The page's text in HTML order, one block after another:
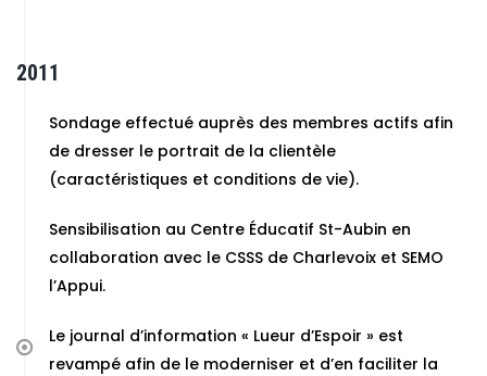
2011
Sondage effectué auprès des membres actifs afin
de dresser le portrait de la clientèle
(caractéristiques et conditions de vie).
Sensibilisation au Centre Éducatif St-Aubin en
collaboration avec le CSSS de Charlevoix et SEMO
l’Appui.
Le journal d’information « Lueur d’Espoir » est
revampé afin de le moderniser et d’en faciliter la